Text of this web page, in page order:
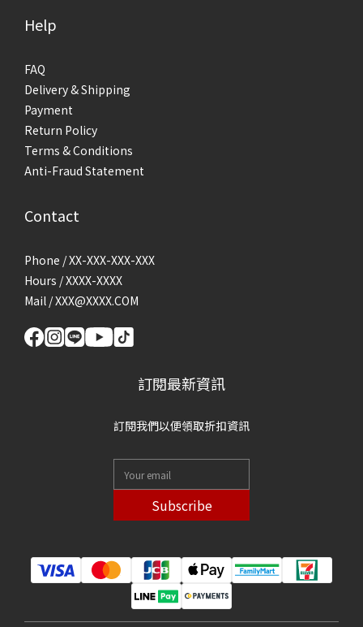
Help
FAQ
Delivery & Shipping
Payment
Return Policy
Terms & Conditions
Anti-Fraud Statement
Contact
Phone / XX-XXX-XXX-XXX
Hours / XXXX-XXXX
Mail / XXX@XXXX.COM
訂閱最新資訊
訂閱我們以便領取折扣資訊
Subscribe